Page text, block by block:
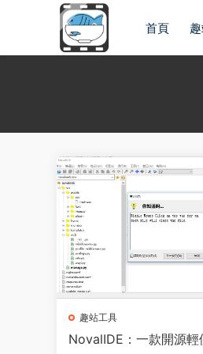
首頁
趣站工具
NovalIDE：一款開源